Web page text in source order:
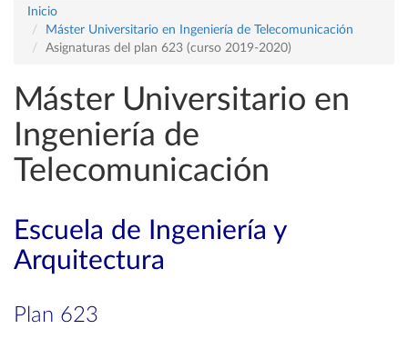
Inicio
Máster Universitario en Ingeniería de Telecomunicación
Asignaturas del plan 623 (curso 2019-2020)
Máster Universitario en
Ingeniería de
Telecomunicación
Escuela de Ingeniería y
Arquitectura
Plan 623